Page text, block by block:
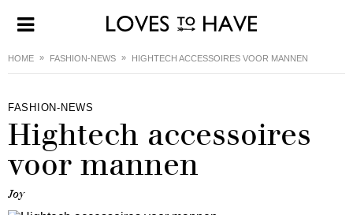
HOME FASHION-NEWS HIGHTECH ACCESSOIRES VOOR MANNEN
FASHION-NEWS
Hightech accessoires
voor mannen
Joy